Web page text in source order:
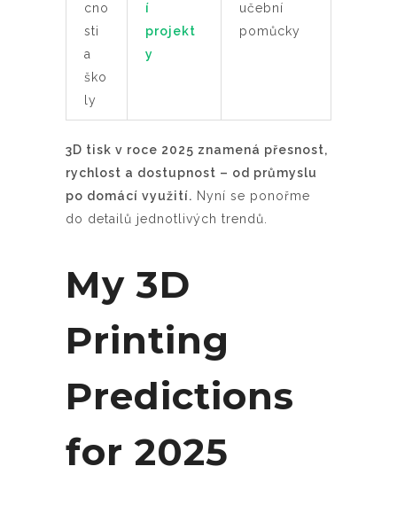
cno
sti
a
ško
ly
í
projekt
y
učební
pomůcky
3D tisk v roce 2025 znamená přesnost,
rychlost a dostupnost – od průmyslu
po domácí využití. Nyní se ponořme
do detailů jednotlivých trendů.
My 3D
Printing
Predictions
for 2025